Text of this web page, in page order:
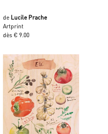
de Lucile Prache
Artprint
dès € 9.00